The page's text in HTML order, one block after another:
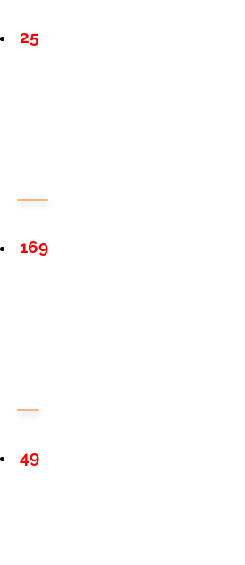
25
169
49